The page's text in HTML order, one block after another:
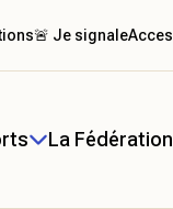
La Fédération
🚨 Je signale